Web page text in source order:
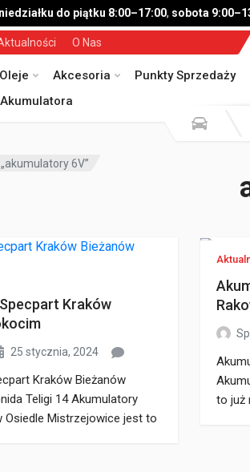
do piątku 8:00–17:00,sobota
O Nas
Oleje Akcesoria
Punkty Sprzedaży
6V”
Kraków
25 stycznia, 2024
Kraków Bieżanów
Teligi 14 Akumulatory
Osiedle Mistrzejowice jest to
to już